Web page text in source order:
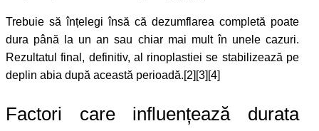
Trebuie să înțelegi însă că dezumflarea completă poate
dura până la un an sau chiar mai mult în unele cazuri.
Rezultatul final, definitiv, al rinoplastiei se stabilizează pe
deplin abia după această perioadă.[2][3][4]
Factori care influențează durata